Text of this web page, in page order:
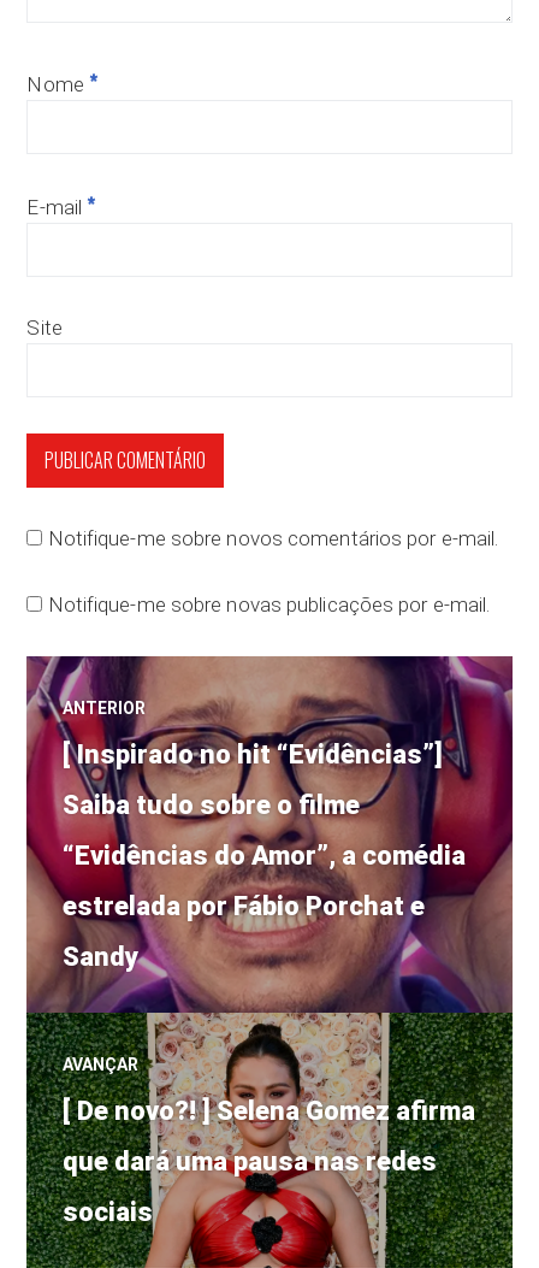
Nome *
E-mail *
Site
Notifique-me sobre novos comentários por e-mail.
Notifique-me sobre novas publicações por e-mail.
Navegação
de
Post
ANTERIOR
Post
anterior:
[ Inspirado no hit “Evidências”]
Saiba tudo sobre o filme
“Evidências do Amor”, a comédia
estrelada por Fábio Porchat e
Sandy
AVANÇAR
Próximo
post:
[ De novo?! ] Selena Gomez afirma
que dará uma pausa nas redes
sociais